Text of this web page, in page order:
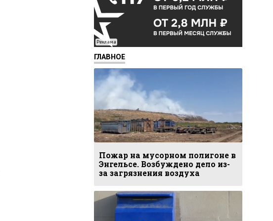
Реклама
ГЛАВНОЕ
Пожар на мусорном полигоне в
Энгельсе. Возбуждено дело из-
за загрязнения воздуха